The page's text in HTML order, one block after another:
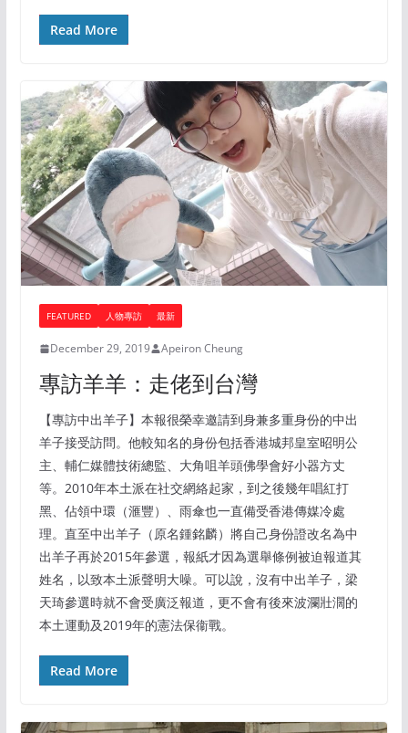
Read More
FEATURED 人物專訪 最新
December 29, 2019 Apeiron Cheung
專訪羊羊：走佬到台灣
【專訪中出羊子】本報很榮幸邀請到身兼多重身份的中出
羊子接受訪問。他較知名的身份包括香港城邦皇室昭明公
主、輔仁媒體技術總監、大角咀羊頭佛學會好小器方丈
等。2010年本土派在社交網絡起家，到之後幾年唱紅打
黑、佔領中環（滙豐）、雨傘也一直備受香港傳媒冷處
理。直至中出羊子（原名鍾銘麟）將自己身份證改名為中
出羊子再於2015年參選，報紙才因為選舉條例被迫報道其
姓名，以致本土派聲明大噪。可以說，沒有中出羊子，梁
天琦參選時就不會受廣泛報道，更不會有後來波瀾壯濶的
本土運動及2019年的憲法保衞戰。
Read More